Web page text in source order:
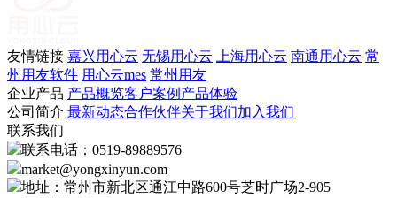
友情链接 嘉兴用心云 无锡用心云 上海用心云 南通用心云 常
州用友软件 用心云mes 常州用友
企业产品 产品概览客户案例 产品体验
公司简介 最新动态合作伙伴关于我们加入我们
联系我们
联系电话：0519-89889576
market@yongxinyun.com
地址：常州市新北区通江中路600号芝时广场2-905